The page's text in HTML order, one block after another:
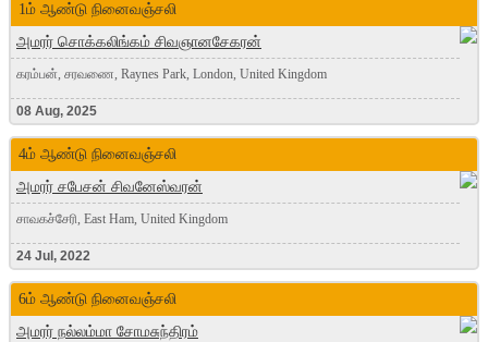
1ம் ஆண்டு நினைவஞ்சலி
அமரர் சொக்கலிங்கம் சிவஞானசேகரன்
கரம்பன், சரவணை, Raynes Park, London, United Kingdom
08 Aug, 2025
4ம் ஆண்டு நினைவஞ்சலி
அமரர் சபேசன் சிவனேஸ்வரன்
சாவகச்சேரி, East Ham, United Kingdom
24 Jul, 2022
6ம் ஆண்டு நினைவஞ்சலி
அமரர் நல்லம்மா சோமசுந்திரம்